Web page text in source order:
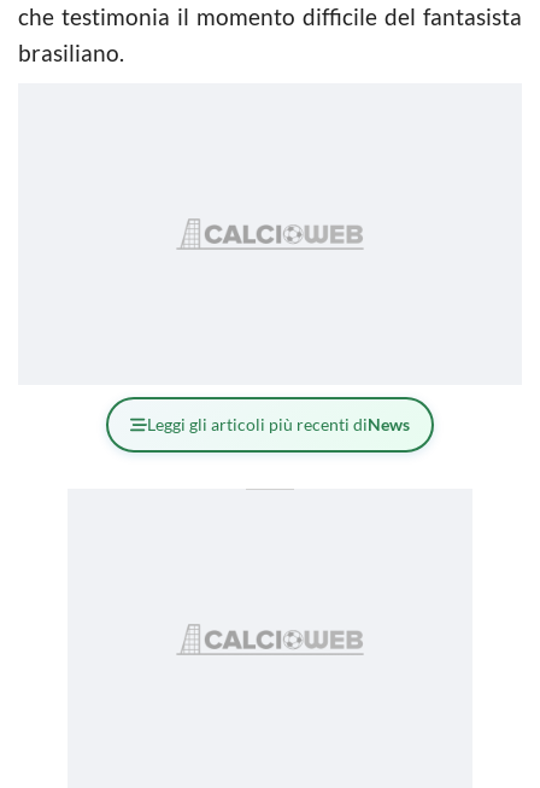
che testimonia il momento difficile del fantasista
brasiliano.
Leggi gli articoli più recenti diNews